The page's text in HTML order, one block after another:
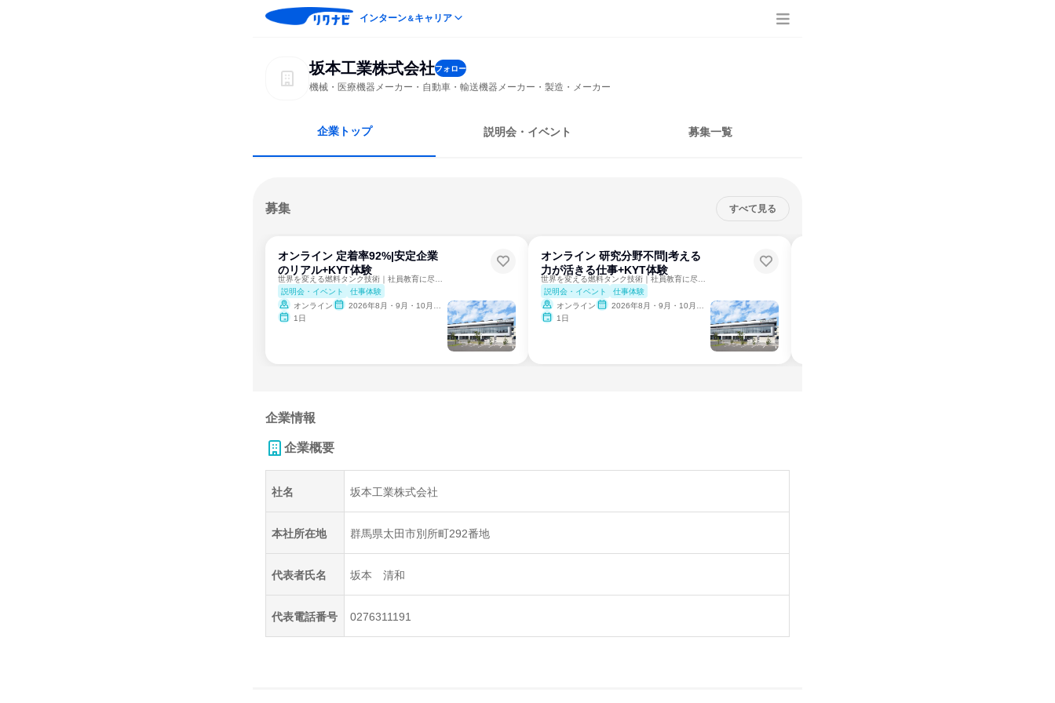
インターン＆キャリア
坂本工業株式会社フォロー
機械・医療機器メーカー・自動車・輸送機器メーカー・製造・メーカー
企業トップ 説明会・イベント 募集一覧
募集 すべて見る
オンライン 定着率92%|安定企業
のリアル+KYT体験
説明会・イベント
仕事体験
オンライン
2026年8月・9月・10月・11月・12月
1日
オンライン 研究分野不問|考える
力が活きる仕事+KYT体験
説明会・イベント
仕事体験
オンライン
2026年8月・9月・10月・11月・12月
1日
企業情報
企業概要
社名 坂本工業株式会社
本社所在地 群馬県太田市別所町292番地
代表者氏名 坂本 清和
代表電話番号 0276311191